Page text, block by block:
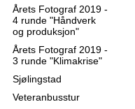
Årets Fotograf 2019 -
4 runde "Håndverk
og produksjon"
Årets Fotograf 2019 -
3 runde "Klimakrise"
Sjølingstad
Veteranbusstur